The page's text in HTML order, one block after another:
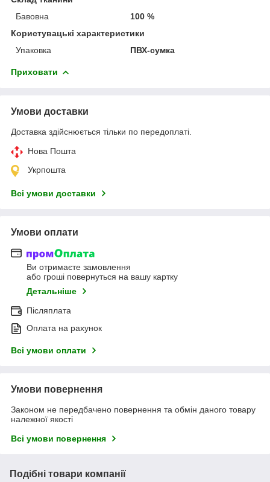
Бавовна
100 %
Користувацькі характеристики
Упаковка
ПВХ-сумка
Приховати
Умови доставки
Доставка здійснюється тільки по передоплаті.
Нова Пошта
Укрпошта
Всі умови доставки
Умови оплати
Ви отримаєте замовлення
або гроші повернуться на вашу картку
Детальніше
Післяплата
Оплата на рахунок
Всі умови оплати
Умови повернення
Законом не передбачено повернення та обмін даного товару
належної якості
Всі умови повернення
Подібні товари компанії